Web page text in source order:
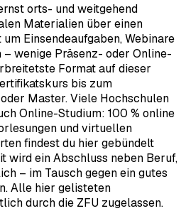
orts- und weitgehend
Materialien über einen
Einsendeaufgaben, Webinare
– wenige Präsenz- oder Online-
Format auf dieser
bis zum
Master. Viele Hochschulen
Online-Studium: 100 % online
und virtuellen
findest du hier gebündelt
wird ein Abschluss neben Beruf,
– im Tausch gegen ein gutes
Alle hier gelisteten
durch die ZFU zugelassen.